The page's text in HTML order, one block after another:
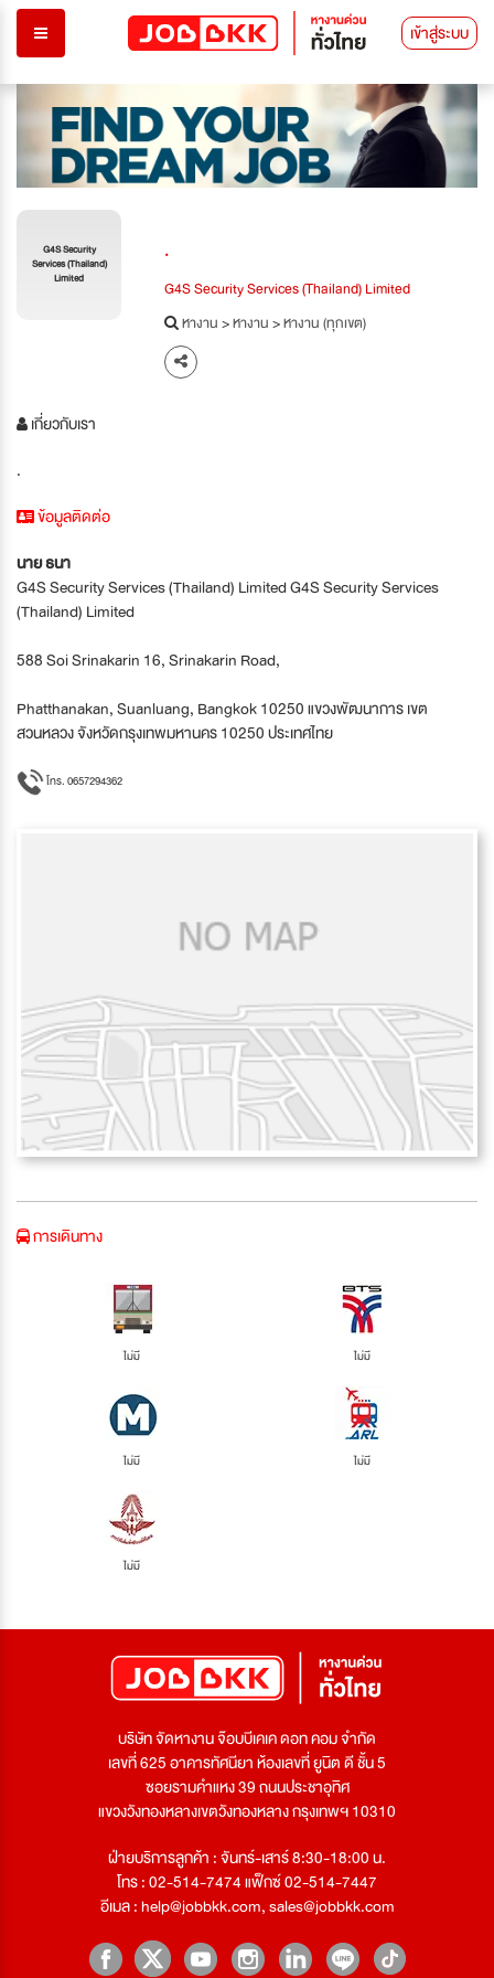
เข้าสู่ระบบ
G4S Security
Services (Thailand)
Limited
.
G4S Security Services (Thailand) Limited
หางาน>หางาน>หางาน (ทุกเขต)
เกี่ยวกับเรา
.
ข้อมูลติดต่อ
นาย ธนา
G4S Security Services (Thailand) Limited G4S Security Services
(Thailand) Limited
588 Soi Srinakarin 16, Srinakarin Road,
Phatthanakan, Suanluang, Bangkok 10250 แขวงพัฒนาการ เขต
สวนหลวง จังหวัดกรุงเทพมหานคร 10250 ประเทศไทย
โทร. 0657294362
การเดินทาง
ไม่มี ไม่มี
ไม่มี ไม่มี
ไม่มี
บริษัท จัดหางาน จ๊อบบีเคเค ดอท คอม จำกัด
เลขที่ 625 อาคารทัศนียา ห้องเลขที่ ยูนิต ดี ชั้น 5
ซอยรามคำแหง 39 ถนนประชาอุทิศ
แขวงวังทองหลางเขตวังทองหลาง กรุงเทพฯ 10310
ฝ่ายบริการลูกค้า : จันทร์-เสาร์ 8:30-18:00 น.
โทร : 02-514-7474 แฟ็กซ์ 02-514-7447
อีเมล :help@jobbkk.com,sales@jobbkk.com